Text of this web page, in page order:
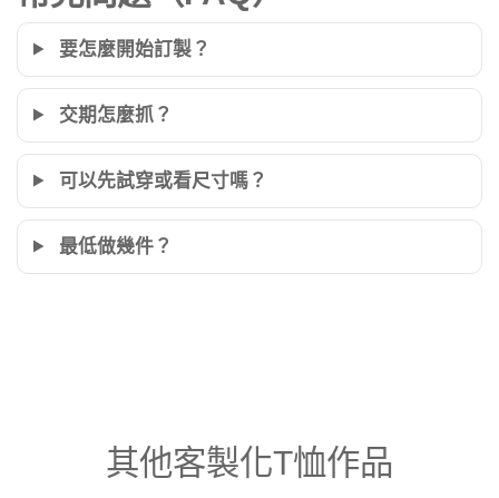
要怎麼開始訂製？
交期怎麼抓？
可以先試穿或看尺寸嗎？
最低做幾件？
其他客製化T恤作品